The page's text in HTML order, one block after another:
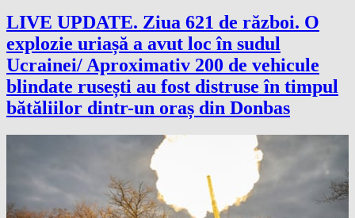
LIVE UPDATE. Ziua 621 de război. O
explozie uriașă a avut loc în sudul
Ucrainei/ Aproximativ 200 de vehicule
blindate rusești au fost distruse în timpul
bătăliilor dintr-un oraș din Donbas